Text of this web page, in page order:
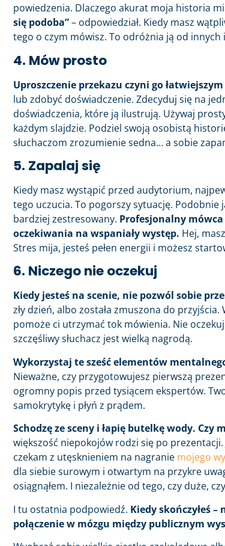
powiedzenia. Dlaczego akurat moja historia
się podoba”– odpowiedział. Kiedy masz
tego o czym mówisz. To odróżnia ją od innych
4. Mów prosto
Uproszczenie przekazu czyni go
lub zdobyć doświadczenie. Zdecyduj się na
doświadczenia, które ją ilustrują. Używaj
każdym slajdzie. Podziel swoją osobistą
słuchaczom zrozumienie sedna… a sobie
5. Zapalaj się
Kiedy masz wystąpić przed audytorium,
tego uczucia. To pogorszy sytuację. Podobnie
bardziej zestresowany. Profesjonalny
oczekiwania na wspaniały występ. Hej,
Stres mija, jesteś pełen energii i możesz
6. Niczego nie oczekuj
Kiedy jesteś na scenie, nie pozwól sobie
zły dzień, albo została zmuszona do
pomoże ci utrzymać tok mówienia. Nie
szczęśliwy słuchacz jest wielką nagrodą.
Wykorzystaj te sześć elementów
Nieważne, czy przygotowujesz pierwszą
ogromny popis przed tysiącem ekspertów.
samokrytykę i płyń z prądem.
Schodzę ze sceny i łapię butelkę wody. Czy
większość niepokojów rodzi się po
czekam z utęsknieniem na nagranie mojego
dla siebie surowym i otwartym na przykre
osiągnąłem. I niezależnie od tego, czy duże,
I tu ostatnia podpowiedź. Kiedy skończyłeś
połączenie w mózgu między publicznym